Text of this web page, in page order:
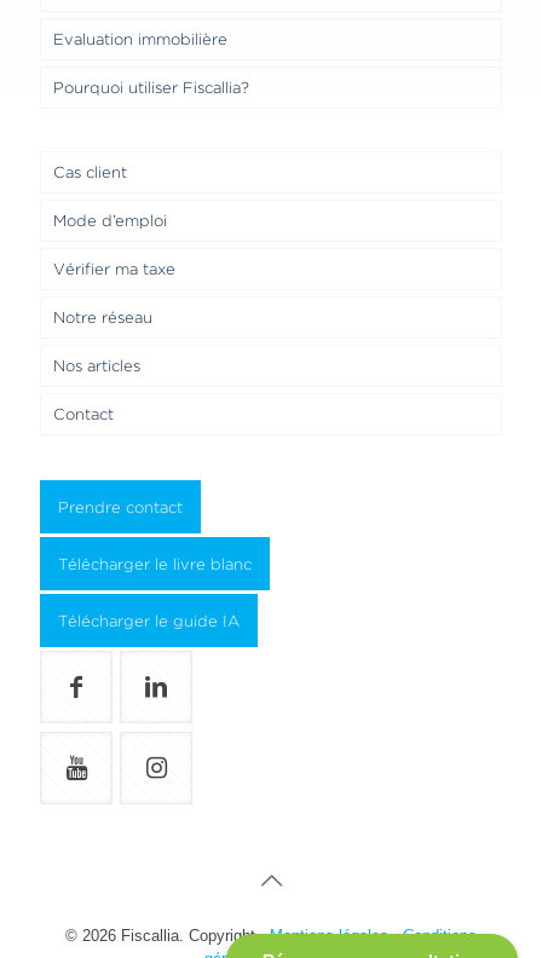
Evaluation immobilière
Pourquoi utiliser Fiscallia?
Cas client
Mode d’emploi
Vérifier ma taxe
Notre réseau
Nos articles
Contact
Prendre contact
Télécharger le livre blanc
Télécharger le guide IA
© 2026 Fiscallia. Copyright -Mentions légales-Conditions